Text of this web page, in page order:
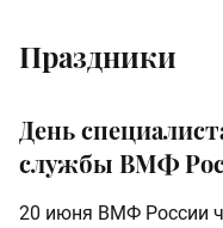
Праздники
День
службы ВМФ
20 июня ВМФ России